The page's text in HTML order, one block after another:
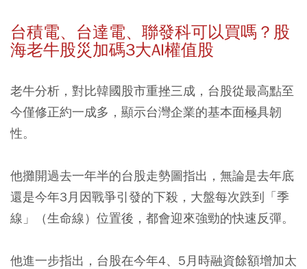
台積電、台達電、聯發科可以買嗎？股
海老牛股災加碼3大AI權值股
老牛分析，對比韓國股市重挫三成，台股從最高點至
今僅修正約一成多，顯示台灣企業的基本面極具韌
性。
他攤開過去一年半的台股走勢圖指出，無論是去年底
還是今年3月因戰爭引發的下殺， 大盤每次跌到「季
線」（生命線）位置後，都會迎來強勁的快速反彈。
他進一步指出，台股在今年4、5月時融資餘額增加太